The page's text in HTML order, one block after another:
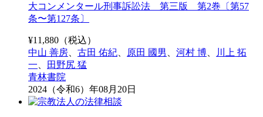
大コンメンタール刑事訴訟法 第三版 第2巻〔第57
条〜第127条〕
¥11,880 （税込）
中山 善房
古田 佑紀 原田 國男 河村 博
川上 拓
一
田野尻 猛
青林書院
2024（令和6）年08月20日